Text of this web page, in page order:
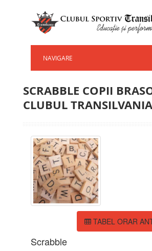
SCRABBLE COPII
CLUBUL TRANSILVANIA
TABEL ORAR
Scrabble